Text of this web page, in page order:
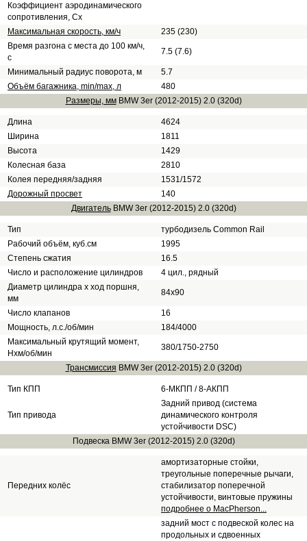
Коэффициент аэродинамического
сопротивления, Сх
Максимальная скорость, км/ч
235 (230)
Время разгона с места до 100 км/ч,
с
7.5 (7.6)
Минимальный радиус поворота, м
5.7
Объём багажника, min/max, л
480
Размеры, ммBMW 3er (2012-2015) 2.0 (320d)
Длина
4624
Ширина
1811
Высота
1429
Колесная база
2810
Колея передняя/задняя
1531/1572
Дорожный просвет
140
ДвигательBMW 3er (2012-2015) 2.0 (320d)
Тип
турбодизель Common Rail
Рабочий объём, куб.см
1995
Степень сжатия
16.5
Число и расположение цилиндров
4 цил., рядный
Диаметр цилиндра х ход поршня,
мм
84х90
Число клапанов
16
Мощность, л.с./об/мин
184/4000
Максимальный крутящий момент,
Нхм/об/мин
380/1750-2750
Трансмиссия BMW 3er (2012-2015) 2.0 (320d)
Тип КПП 6-МКПП / 8-АКПП
Тип привода
Задний привод (система
динамического контроля
устойчивости DSC)
Подвеска BMW 3er (2012-2015) 2.0 (320d)
Передних колёс
амортизаторные стойки,
треугольные поперечные рычаги,
стабилизатор поперечной
устойчивости, винтовые пружины
подробнее о MacPherson...
задний мост с подвеской колес на
продольных и сдвоенных